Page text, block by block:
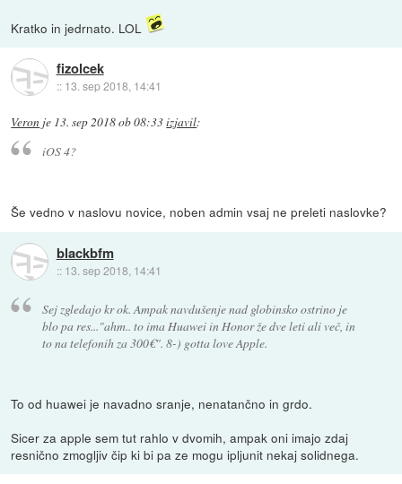
Kratko in jedrnato. LOL
fizolcek
:: 13. sep 2018, 14:41
Veron je 13. sep 2018 ob 08:33izjavil:
iOS 4?
Še vedno v naslovu novice, noben admin vsaj ne preleti naslovke?
blackbfm
:: 13. sep 2018, 14:41
Sej zgledajo kr ok. Ampak navdušenje nad globinsko ostrino je
blo pa res..."ahm.. to ima Huawei in Honor že dve leti ali več, in
to na telefonih za 300€". 8-) gotta love Apple.
To od huawei je navadno sranje, nenatančno in grdo.
Sicer za apple sem tut rahlo v dvomih, ampak oni imajo zdaj
resnično zmogljiv čip ki bi pa ze mogu ipljunit nekaj solidnega.